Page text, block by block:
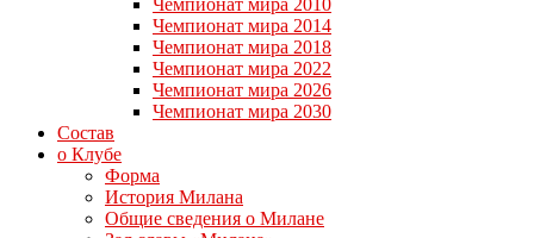
Чемпионат мира 2010
Чемпионат мира 2014
Чемпионат мира 2018
Чемпионат мира 2022
Чемпионат мира 2026
Чемпионат мира 2030
Состав
о Клубе
Форма
История Милана
Общие сведения о Милане